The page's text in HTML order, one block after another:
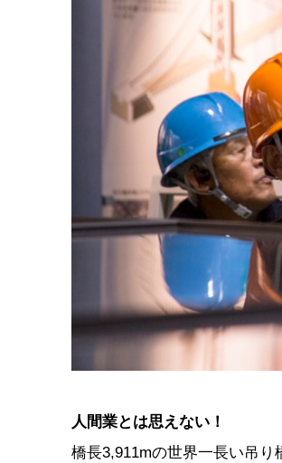
人間業とは思えない！
橋長3,911mの世界一長い吊